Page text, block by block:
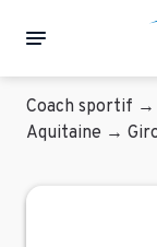
Coach sportif →
Aquitaine →